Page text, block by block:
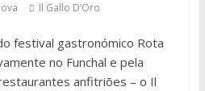
Il Gallo D’Oro
festival gastronómico Rota
no Funchal e pela
anfitriões – o Il